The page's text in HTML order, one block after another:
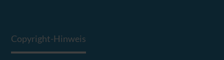
Copyright-Hinweis